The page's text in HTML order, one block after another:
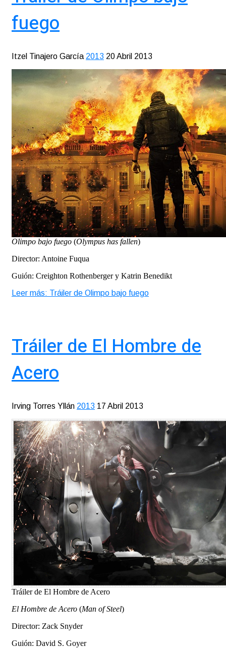
fuego
Itzel Tinajero García 2013 20 Abril 2013
Olimpo bajo fuego (Olympus has fallen)
Director: Antoine Fuqua
Guión: Creighton Rothenberger y Katrin Benedikt
Leer más: Tráiler de Olimpo bajo fuego
Tráiler de El Hombre de
Acero
Irving Torres Yllán 2013 17 Abril 2013
Tráiler de El Hombre de Acero
El Hombre de Acero (Man of Steel)
Director: Zack Snyder
Guión: David S. Goyer